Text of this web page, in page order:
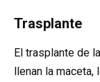
Trasplante
El trasplante de
llenan la maceta,